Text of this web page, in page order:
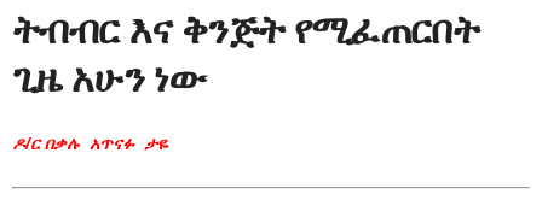
ትብብር እና ቅንጅት የሚፈጠርበት
ጊዜ አሁን ነው
ዶ/ር በቃሉ አጥናፉ ታዬ